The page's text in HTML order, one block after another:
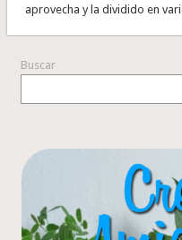
aprovecha y la dividido en
Buscar